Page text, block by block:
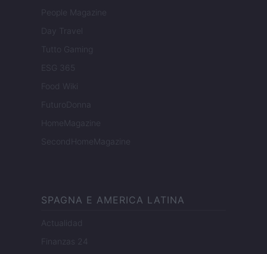
People Magazine
Day Travel
Tutto Gaming
ESG 365
Food Wiki
FuturoDonna
HomeMagazine
SecondHomeMagazine
SPAGNA E AMERICA LATINA
Actualidad
Finanzas 24